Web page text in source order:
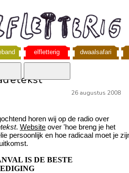
elfletterig dwaalsafari
26 augustus 2008
horen wij op de radio over
. Website over 'hoe breng je het
persoonlijk en hoe radicaal moet je
IS DE BESTE